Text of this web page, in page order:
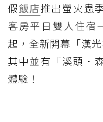
假飯店推出螢火蟲
客房平日雙人住宿
起，全新開幕「漢
其中並有「溪頭．
體驗！